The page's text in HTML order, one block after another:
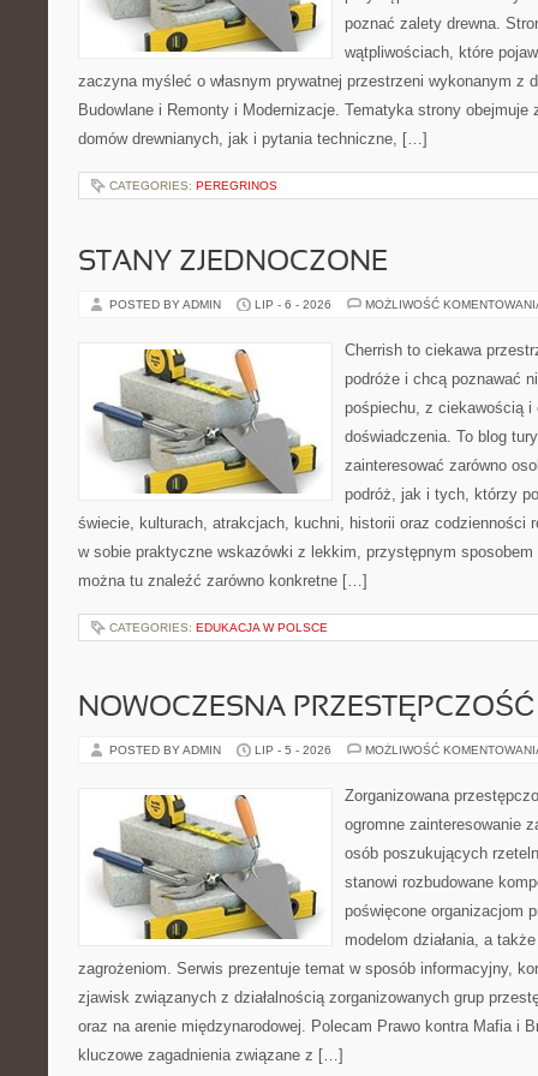
poznać zalety drewna.
wątpliwościach, które
zaczyna myśleć o własnym prywatnej przestrzeni wykonanym z
Budowlane i Remonty i Modernizacje. Tematyka strony obejmuje
domów drewnianych, jak i pytania techniczne, […]
CATEGORIES: PEREGRINOS
STANY ZJEDNOCZONE
POSTED BY ADMIN LIP - 6 - 2026 MOŻLIWOŚĆ
Cherrish to ciekawa
podróże i chcą poznawać
pośpiechu, z ciekawością i
doświadczenia. To blog
zainteresować zarówno
podróż, jak i tych, którzy
świecie, kulturach, atrakcjach, kuchni, historii oraz codzienności
w sobie praktyczne wskazówki z lekkim, przystępnym
można tu znaleźć zarówno konkretne […]
CATEGORIES: EDUKACJA W POLSCE
NOWOCZESNA PRZESTĘPCZOŚĆ
POSTED BY ADMIN LIP - 5 - 2026 MOŻLIWOŚĆ
Zorganizowana
ogromne zainteresowanie
osób poszukujących
stanowi rozbudowane
poświęcone organizacjom
modelom działania, a
zagrożeniom. Serwis prezentuje temat w sposób informacyjny,
zjawisk związanych z działalnością zorganizowanych grup
oraz na arenie międzynarodowej. Polecam Prawo kontra Mafia i
kluczowe zagadnienia związane z […]